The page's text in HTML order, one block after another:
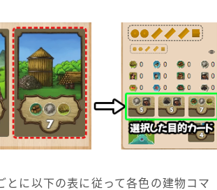
に以下の表に従って各色の建物コマ